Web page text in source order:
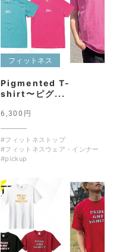
フィットネス
Pigmented T-
shirt〜ピグ...
6,300円
#フィットネストップ
#フィットネスウェア・インナー
#pickup